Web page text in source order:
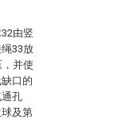
由竖
33放
并使
口的
孔
及第